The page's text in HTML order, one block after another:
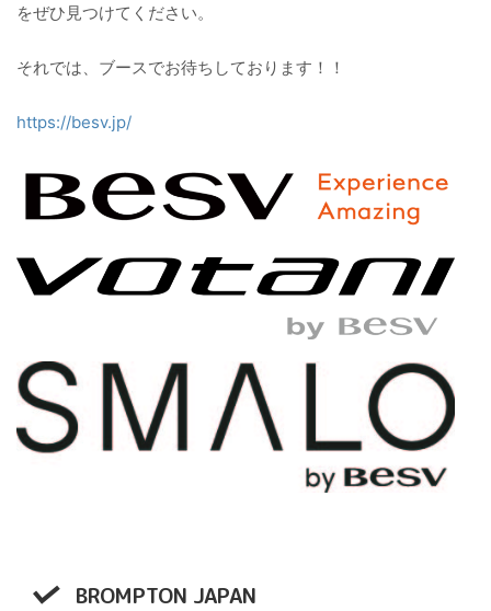
をぜひ見つけてください。
それでは、ブースでお待ちしております！！
https://besv.jp/
BROMPTON JAPAN